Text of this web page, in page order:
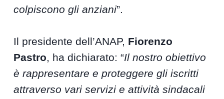
colpiscono gli anziani”.
Il presidente dell’ANAP, Fiorenzo
Pastro, ha dichiarato: “Il nostro obiettivo
è rappresentare e proteggere gli iscritti
attraverso vari servizi e attività sindacali